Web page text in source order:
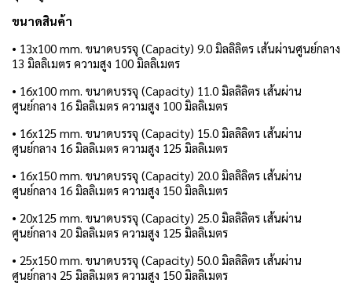
ขนาดสินค้า
• 13x100 mm. ขนาดบรรจุ (Capacity) 9.0 มิลลิลิตร เส้นผ่านศูนย์กลาง
13 มิลลิเมตร ความสูง 100 มิลลิเมตร
• 16x100 mm. ขนาดบรรจุ (Capacity) 11.0 มิลลิลิตร เส้นผ่าน
ศูนย์กลาง 16 มิลลิเมตร ความสูง 100 มิลลิเมตร
• 16x125 mm. ขนาดบรรจุ (Capacity) 15.0 มิลลิลิตร เส้นผ่าน
ศูนย์กลาง 16 มิลลิเมตร ความสูง 125 มิลลิเมตร
• 16x150 mm. ขนาดบรรจุ (Capacity) 20.0 มิลลิลิตร เส้นผ่าน
ศูนย์กลาง 16 มิลลิเมตร ความสูง 150 มิลลิเมตร
• 20x125 mm. ขนาดบรรจุ (Capacity) 25.0 มิลลิลิตร เส้นผ่าน
ศูนย์กลาง 20 มิลลิเมตร ความสูง 125 มิลลิเมตร
• 25x150 mm. ขนาดบรรจุ (Capacity) 50.0 มิลลิลิตร เส้นผ่าน
ศูนย์กลาง 25 มิลลิเมตร ความสูง 150 มิลลิเมตร